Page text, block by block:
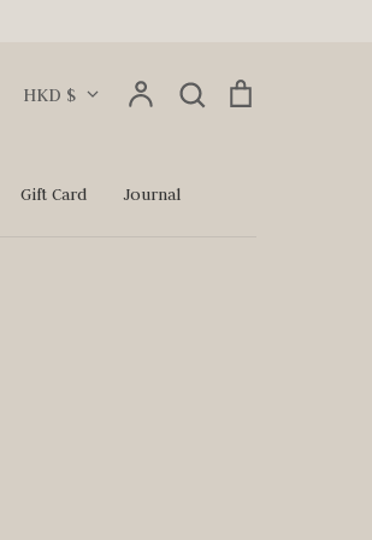
Currency
HKD $ Account Search
Search
Gift Card Journal